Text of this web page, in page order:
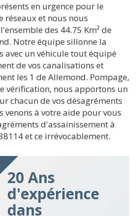
en urgence pour le
réseaux et nous nous
des 44.75 Km² de
Notre équipe sillonne la
avec un véhicule tout équipé
de vos canalisations et
les 1 de Allemond. Pompage,
vérification, nous apportons un
chacun de vos désagréments
venons à votre aide pour vous
d'assainissement à
et ce irrévocablement.
20 Ans
d'expérience
dans